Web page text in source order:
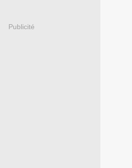
Publicité